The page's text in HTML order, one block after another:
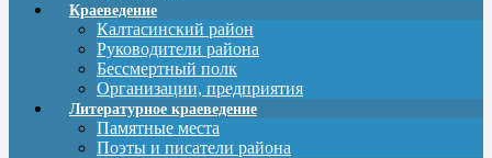
Краеведение
Калтасинский район
Руководители района
Бессмертный полк
Организации, предприятия
Литературное краеведение
Памятные места
Поэты и писатели района